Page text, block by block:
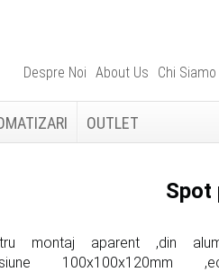
Despre Noi About Us Chi Siamo
OUTLET
Spot
montaj aparent ,din